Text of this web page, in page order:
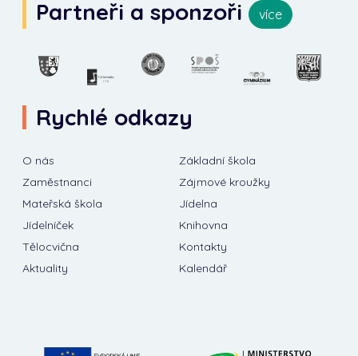
Partneři a sponzoři více
Rychlé odkazy
O nás
Základní škola
Zaměstnanci
Zájmové kroužky
Mateřská škola
Jídelna
Jídelníček
Knihovna
Tělocvična
Kontakty
Aktuality
Kalendář